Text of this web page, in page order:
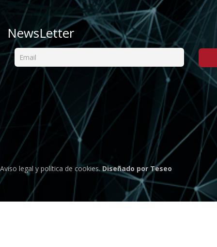
NewsLetter
Aviso legal y política de cookies.Diseñado por Teseo